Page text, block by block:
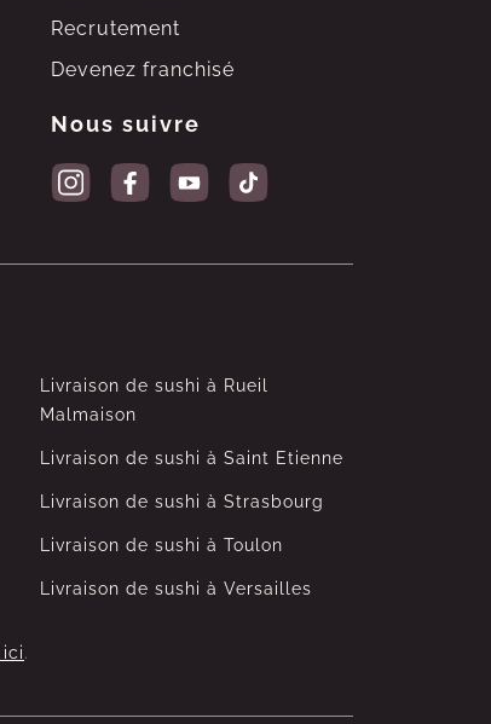
Recrutement
Devenez franchisé
Nous suivre
Livraison de sushi à Rueil
Malmaison
Livraison de sushi à Saint Etienne
Livraison de sushi à Strasbourg
Livraison de sushi à Toulon
Livraison de sushi à Versailles
.